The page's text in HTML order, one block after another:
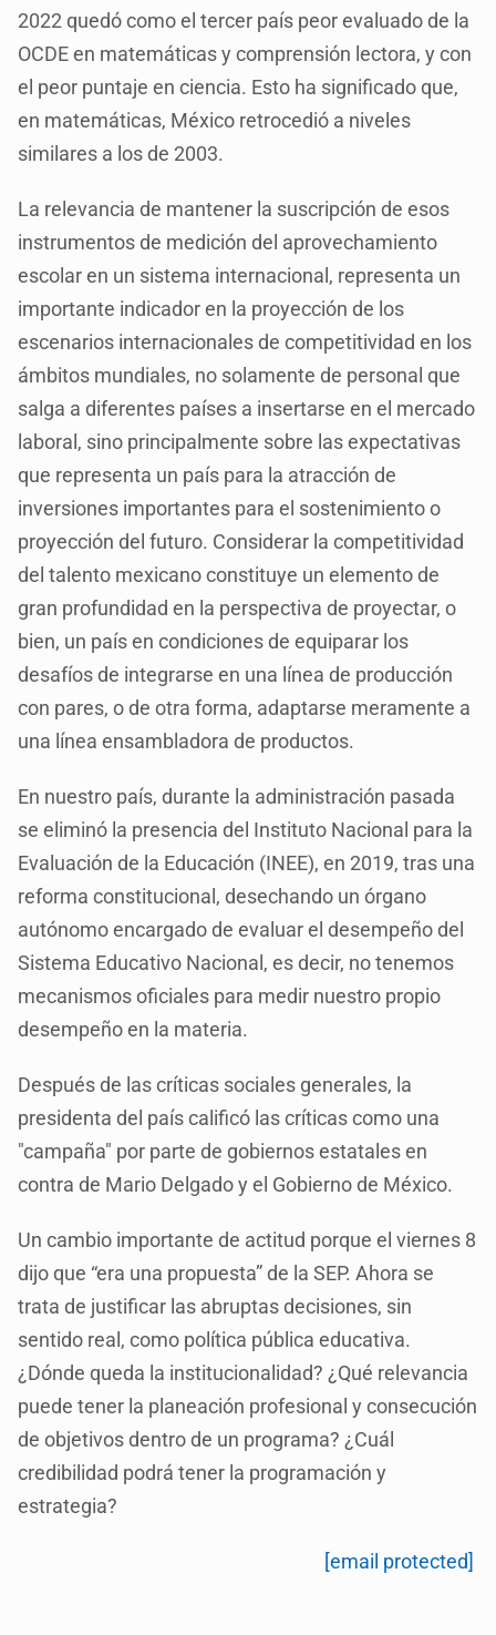
2022 quedó como el tercer país peor evaluado de la
OCDE en matemáticas y comprensión lectora, y con
el peor puntaje en ciencia. Esto ha significado que,
en matemáticas, México retrocedió a niveles
similares a los de 2003.
La relevancia de mantener la suscripción de esos
instrumentos de medición del aprovechamiento
escolar en un sistema internacional, representa un
importante indicador en la proyección de los
escenarios internacionales de competitividad en los
ámbitos mundiales, no solamente de personal que
salga a diferentes países a insertarse en el mercado
laboral, sino principalmente sobre las expectativas
que representa un país para la atracción de
inversiones importantes para el sostenimiento o
proyección del futuro. Considerar la competitividad
del talento mexicano constituye un elemento de
gran profundidad en la perspectiva de proyectar, o
bien, un país en condiciones de equiparar los
desafíos de integrarse en una línea de producción
con pares, o de otra forma, adaptarse meramente a
una línea ensambladora de productos.
En nuestro país, durante la administración pasada
se eliminó la presencia del Instituto Nacional para la
Evaluación de la Educación (INEE), en 2019, tras una
reforma constitucional, desechando un órgano
autónomo encargado de evaluar el desempeño del
Sistema Educativo Nacional, es decir, no tenemos
mecanismos oficiales para medir nuestro propio
desempeño en la materia.
Después de las críticas sociales generales, la
presidenta del país calificó las críticas como una
"campaña" por parte de gobiernos estatales en
contra de Mario Delgado y el Gobierno de México.
Un cambio importante de actitud porque el viernes 8
dijo que “era una propuesta” de la SEP. Ahora se
trata de justificar las abruptas decisiones, sin
sentido real, como política pública educativa.
¿Dónde queda la institucionalidad? ¿Qué relevancia
puede tener la planeación profesional y consecución
de objetivos dentro de un programa? ¿Cuál
credibilidad podrá tener la programación y
estrategia?
[email protected]